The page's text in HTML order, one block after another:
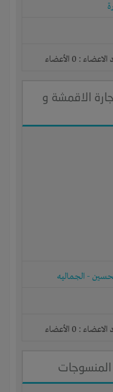
: 0 الأعضاء
الاقمشة و
- الجماليه
: 0 الأعضاء
المنسوجات